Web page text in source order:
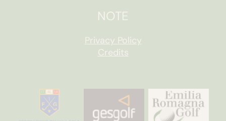
NOTE
Privacy Policy
Credits